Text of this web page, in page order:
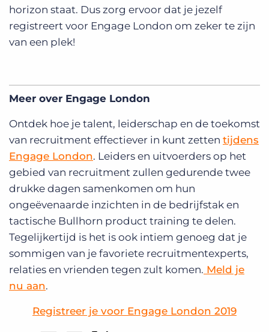
horizon staat. Dus zorg ervoor dat je jezelf
registreert voor Engage London om zeker te zijn
van een plek!
Meer over Engage London
Ontdek hoe je talent, leiderschap en de toekomst
van recruitment effectiever in kunt zetten tijdens
Engage London. Leiders en uitvoerders op het
gebied van recruitment zullen gedurende twee
drukke dagen samenkomen om hun
ongeëvenaarde inzichten in de bedrijfstak en
tactische Bullhorn product training te delen.
Tegelijkertijd is het is ook intiem genoeg dat je
sommigen van je favoriete recruitmentexperts,
relaties en vrienden tegen zult komen. Meld je
nu aan.
Registreer je voor Engage London 2019